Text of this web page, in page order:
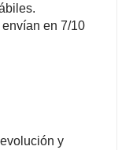
en 7/10
y